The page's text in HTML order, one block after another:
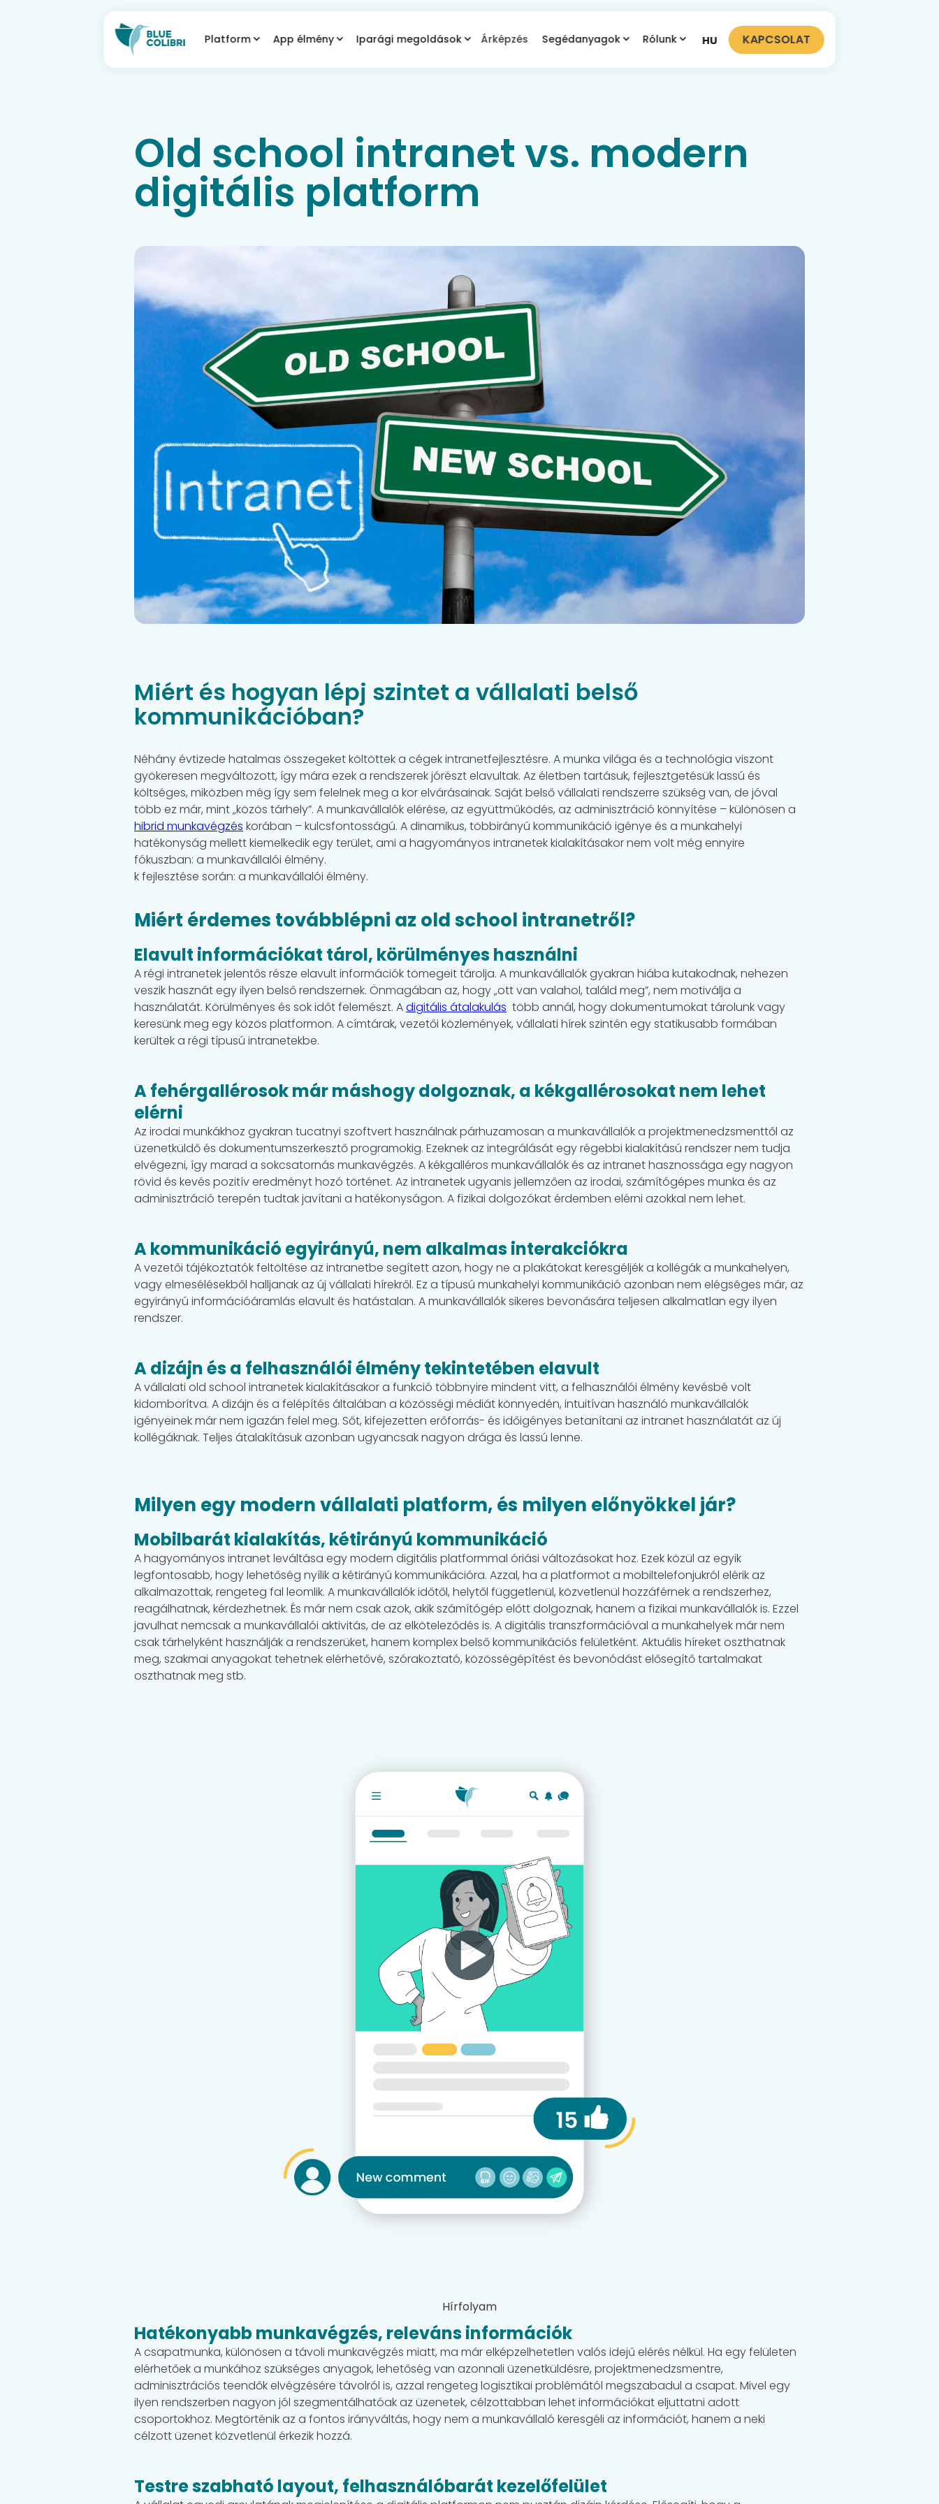
Platform App élmény Iparági megoldások Árképzés Segédanyagok Rólunk HU KAPCSOLAT
Old school intranet vs. modern
digitális platform
Miért és hogyan lépj szintet a vállalati belső
kommunikációban?
Néhány évtizede hatalmas összegeket költöttek a cégek intranetfejlesztésre. A munka világa és a technológia viszont
gyökeresen megváltozott, így mára ezek a rendszerek jórészt elavultak. Az életben tartásuk, fejlesztgetésük lassú és
költséges, miközben még így sem felelnek meg a kor elvárásainak. Saját belső vállalati rendszerre szükség van, de jóval
több ez már, mint „közös tárhely”. A munkavállalók elérése, az együttműködés, az adminisztráció könnyítése – különösen a
hibrid munkavégzés korában – kulcsfontosságú. A dinamikus, többirányú kommunikáció igénye és a munkahelyi
hatékonyság mellett kiemelkedik egy terület, ami a hagyományos intranetek kialakításakor nem volt még ennyire
fókuszban: a munkavállalói élmény.
k fejlesztése során: a munkavállalói élmény.
Miért érdemes továbblépni az old school intranetről?
Elavult információkat tárol, körülményes használni
A régi intranetek jelentős része elavult információk tömegeit tárolja. A munkavállalók gyakran hiába kutakodnak, nehezen
veszik hasznát egy ilyen belső rendszernek. Önmagában az, hogy „ott van valahol, találd meg”, nem motiválja a
használatát. Körülményes és sok időt felemészt. Adigitális átalakulás több annál, hogy dokumentumokat tárolunk vagy
keresünk meg egy közös platformon. A címtárak, vezetői közlemények, vállalati hírek szintén egy statikusabb formában
kerültek a régi típusú intranetekbe.
A fehérgallérosok már máshogy dolgoznak, a kékgallérosokat nem lehet
elérni
Az irodai munkákhoz gyakran tucatnyi szoftvert használnak párhuzamosan a munkavállalók a projektmenedzsmenttől az
üzenetküldő és dokumentumszerkesztő programokig. Ezeknek az integrálását egy régebbi kialakítású rendszer nem tudja
elvégezni, így marad a sokcsatornás munkavégzés. A kékgalléros munkavállalók és az intranet hasznossága egy nagyon
rövid és kevés pozitív eredményt hozó történet. Az intranetek ugyanis jellemzően az irodai, számítógépes munka és az
adminisztráció terepén tudtak javítani a hatékonyságon. A fizikai dolgozókat érdemben elérni azokkal nem lehet.
A kommunikáció egyirányú, nem alkalmas interakciókra
A vezetői tájékoztatók feltöltése az intranetbe segített azon, hogy ne a plakátokat keresgéljék a kollégák a munkahelyen,
vagy elmesélésekből halljanak az új vállalati hírekről. Ez a típusú munkahelyi kommunikáció azonban nem elégséges már, az
egyirányú információáramlás elavult és hatástalan. A munkavállalók sikeres bevonására teljesen alkalmatlan egy ilyen
rendszer.
A dizájn és a felhasználói élmény tekintetében elavult
A vállalati old school intranetek kialakításakor a funkció többnyire mindent vitt, a felhasználói élmény kevésbé volt
kidomborítva. A dizájn és a felépítés általában a közösségi médiát könnyedén, intuitívan használó munkavállalók
igényeinek már nem igazán felel meg. Sőt, kifejezetten erőforrás- és időigényes betanítani az intranet használatát az új
kollégáknak. Teljes átalakításuk azonban ugyancsak nagyon drága és lassú lenne.
Milyen egy modern vállalati platform, és milyen előnyökkel jár?
Mobilbarát kialakítás, kétirányú kommunikáció
A hagyományos intranet leváltása egy modern digitális platformmal óriási változásokat hoz. Ezek közül az egyik
legfontosabb, hogy lehetőség nyílik a kétirányú kommunikációra. Azzal, ha a platformot a mobiltelefonjukról elérik az
alkalmazottak, rengeteg fal leomlik. A munkavállalók időtől, helytől függetlenül, közvetlenül hozzáférnek a rendszerhez,
reagálhatnak, kérdezhetnek. És már nem csak azok, akik számítógép előtt dolgoznak, hanem a fizikai munkavállalók is. Ezzel
javulhat nemcsak a munkavállalói aktivitás, de az elköteleződés is. A digitális transzformációval a munkahelyek már nem
csak tárhelyként használják a rendszerüket, hanem komplex belső kommunikációs felületként. Aktuális híreket oszthatnak
meg, szakmai anyagokat tehetnek elérhetővé, szórakoztató, közösségépítést és bevonódást elősegítő tartalmakat
oszthatnak meg stb.
Hírfolyam
Hatékonyabb munkavégzés, releváns információk
A csapatmunka, különösen a távoli munkavégzés miatt, ma már elképzelhetetlen valós idejű elérés nélkül. Ha egy felületen
elérhetőek a munkához szükséges anyagok, lehetőség van azonnali üzenetküldésre, projektmenedzsmentre,
adminisztrációs teendők elvégzésére távolról is, azzal rengeteg logisztikai problémától megszabadul a csapat. Mivel egy
ilyen rendszerben nagyon jól szegmentálhatóak az üzenetek, célzottabban lehet információkat eljuttatni adott
csoportokhoz. Megtörténik az a fontos irányváltás, hogy nem a munkavállaló keresgéli az információt, hanem a neki
célzott üzenet közvetlenül érkezik hozzá.
Testre szabható layout, felhasználóbarát kezelőfelület